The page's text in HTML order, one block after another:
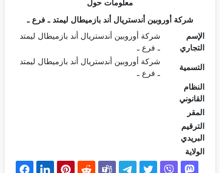
معلومات حول
شركة أوروبين أندستريال أند بازميطال ليمتد ـ فرع ـ
الإسم
التجاري
شركة أوروبين أندستريال أند بازميطال ليمتد
ـ فرع ـ
التسمية
شركة أوروبين أندستريال أند بازميطال ليمتد
ـ فرع ـ
النظام
القانوني
المقر
الترقيم
البريدي
الولاية